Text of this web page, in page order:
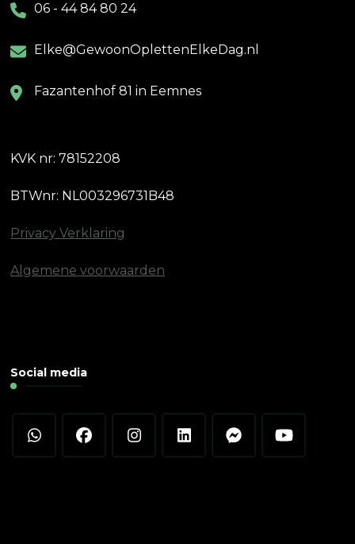
06 - 44 84 80 24
Elke@GewoonOplettenElkeDag.nl
Fazantenhof 81 in Eemnes
KVK nr: 78152208
BTWnr: NL003296731B48
Privacy Verklaring
Algemene voorwaarden
Social media